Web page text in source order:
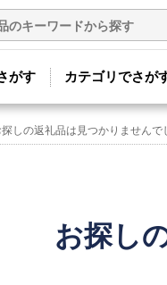
がす カテゴリでさが
探しの返礼品は見つかりませんで
お探し